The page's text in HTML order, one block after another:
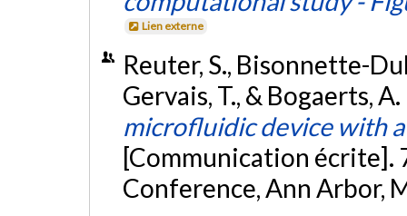
Lien externe
Reuter, S., Bisonnette-
Gervais, T., & Bogaerts,
microfluidic device with
[Communication écrite].
Conference, Ann Arbor,